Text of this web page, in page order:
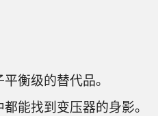
衡级的替代品。
能找到变压器的身影。